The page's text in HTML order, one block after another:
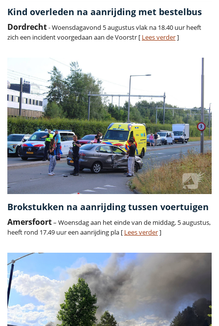
Kind overleden na aanrijding met bestelbus
Dordrecht- Woensdagavond 5 augustus vlak na 18.40 uur heeft
zich een incident voorgedaan aan de Voorstr [ Lees verder]
Brokstukken na aanrijding tussen voertuigen
Amersfoort– Woensdag aan het einde van de middag, 5 augustus,
heeft rond 17.49 uur een aanrijding pla [ Lees verder]